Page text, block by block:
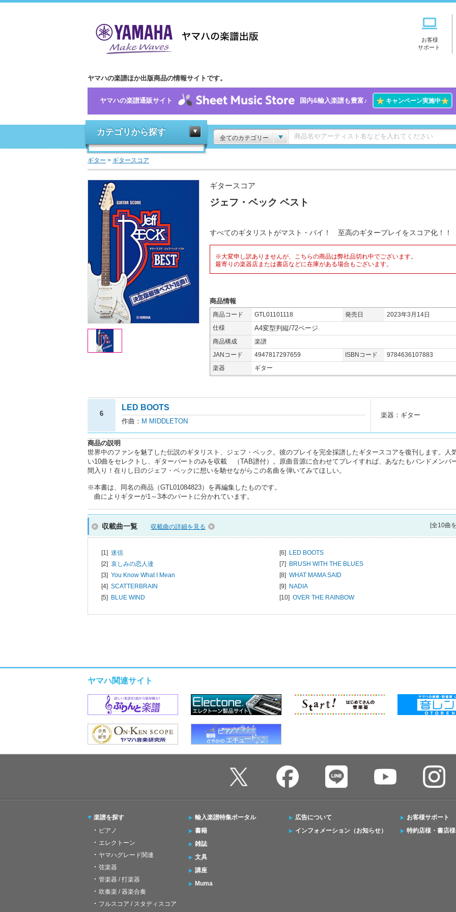
お客様
サポート
ヤマハの楽譜ほか出版商品の情報サイトです。
ヤマハの楽譜通販サイト 国内&輸入楽譜も豊富♪ ★キャンペーン実施中★
カテゴリから探す
全てのカテゴリー
ギター > ギタースコア
ギタースコア
ジェフ・ベック ベスト
すべてのギタリストがマスト・バイ！ 至高のギタープレイをスコア化！！
※大変申し訳ありませんが、こちらの商品は弊社品切れ中でございます。
最寄りの楽器店または書店などに在庫がある場合もございます。
商品情報
商品コード GTL01101118 発売日
2023年3月14日
仕様
A4変型判縦/72ページ
商品構成
楽譜
JANコード
4947817297659 ISBNコード
9784636107883
楽器
ギター
6
LED BOOTS
作曲： M MIDDLETON
楽器：ギター
商品の説明
世界中のファンを魅了した伝説のギタリスト、ジェフ・ベック。彼のプレイを完全採譜したギタースコアを復刊します。人
い10曲をセレクトし、ギターパートのみを収載 （TAB譜付）。原曲音源に合わせてプレイすれば、あなたもバンドメンバ
間入り！在りし日のジェフ・ベックに想いを馳せながらこの名曲を弾いてみてほしい。
※本書は、同名の商品（GTL01084823）を再編集したものです。
曲によりギターが1～3本のパートに分かれています。
収載曲一覧 収載曲の詳細を見る [全10曲
[1] 迷信
[2] 哀しみの恋人達
[3] You Know What I Mean
[4] SCATTERBRAIN
[5] BLUE WIND
[6] LED BOOTS
[7] BRUSH WITH THE BLUES
[8] WHAT MAMA SAID
[9] NADIA
[10] OVER THE RAINBOW
ヤマハ関連サイト
楽譜を探す
ピアノ
エレクトーン
ヤマハグレード関連
弦楽器
管楽器 / 打楽器
吹奏楽 / 器楽合奏
フルスコア / スタディスコア
輸入楽譜特集ポータル
書籍
雑誌
文具
講座
Muma
広告について
インフォメーション（お知らせ）
お客様サポート
特約店様・書店